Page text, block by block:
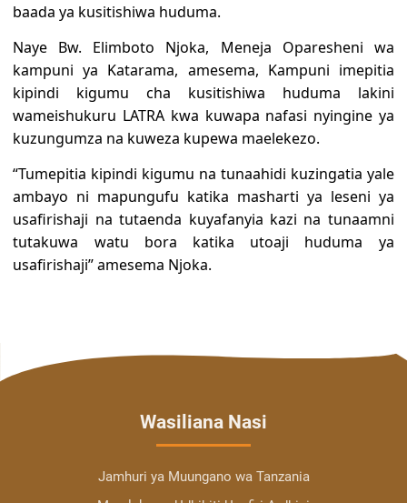
baada ya kusitishiwa huduma.
Naye Bw. Elimboto Njoka, Meneja Oparesheni wa
kampuni ya Katarama, amesema, Kampuni imepitia
kipindi kigumu cha kusitishiwa huduma lakini
wameishukuru LATRA kwa kuwapa nafasi nyingine ya
kuzungumza na kuweza kupewa maelekezo.
“Tumepitia kipindi kigumu na tunaahidi kuzingatia yale
ambayo ni mapungufu katika masharti ya leseni ya
usafirishaji na tutaenda kuyafanyia kazi na tunaamni
tutakuwa watu bora katika utoaji huduma ya
usafirishaji” amesema Njoka.
Wasiliana Nasi
Jamhuri ya Muungano wa Tanzania